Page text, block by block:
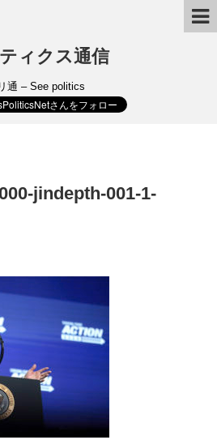
ィクス通信
通 – See politics
jindepth-001-1-